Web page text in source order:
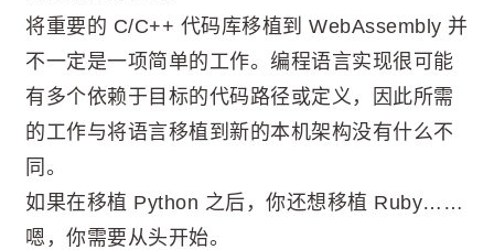
将重要的 C/C++ 代码库移植到 WebAssembly 并
不一定是一项简单的工作。编程语言实现很可能
有多个依赖于目标的代码路径或定义，因此所需
的工作与将语言移植到新的本机架构没有什么不
同。
如果在移植 Python 之后，你还想移植 Ruby……
嗯，你需要从头开始。